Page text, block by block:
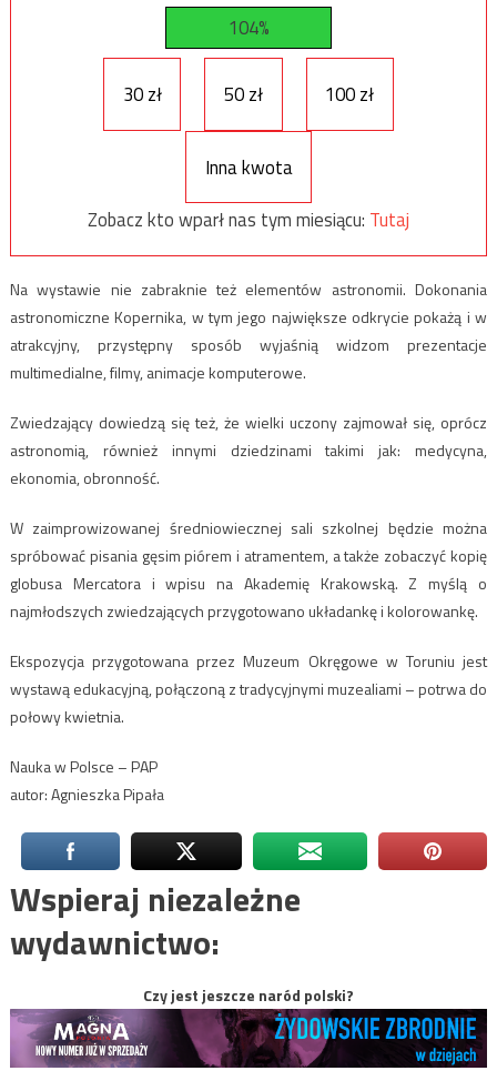
104%
30 zł 50 zł 100 zł
Inna kwota
Zobacz kto wparł nas tym miesiącu: Tutaj
Na wystawie nie zabraknie też elementów astronomii. Dokonania
astronomiczne Kopernika, w tym jego największe odkrycie pokażą i w
atrakcyjny, przystępny sposób wyjaśnią widzom prezentacje
multimedialne, filmy, animacje komputerowe.
Zwiedzający dowiedzą się też, że wielki uczony zajmował się, oprócz
astronomią, również innymi dziedzinami takimi jak: medycyna,
ekonomia, obronność.
W zaimprowizowanej średniowiecznej sali szkolnej będzie można
spróbować pisania gęsim piórem i atramentem, a także zobaczyć kopię
globusa Mercatora i wpisu na Akademię Krakowską. Z myślą o
najmłodszych zwiedzających przygotowano układankę i kolorowankę.
Ekspozycja przygotowana przez Muzeum Okręgowe w Toruniu jest
wystawą edukacyjną, połączoną z tradycyjnymi muzealiami – potrwa do
połowy kwietnia.
Nauka w Polsce – PAP
autor: Agnieszka Pipała
Wspieraj niezależne
wydawnictwo:
Czy jest jeszcze naród polski?